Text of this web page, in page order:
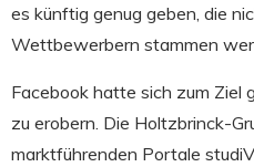
es künftig genug geben, die
Wettbewerbern stammen
Facebook hatte sich zum
zu erobern. Die Holtzbrinck-
marktführenden Portale